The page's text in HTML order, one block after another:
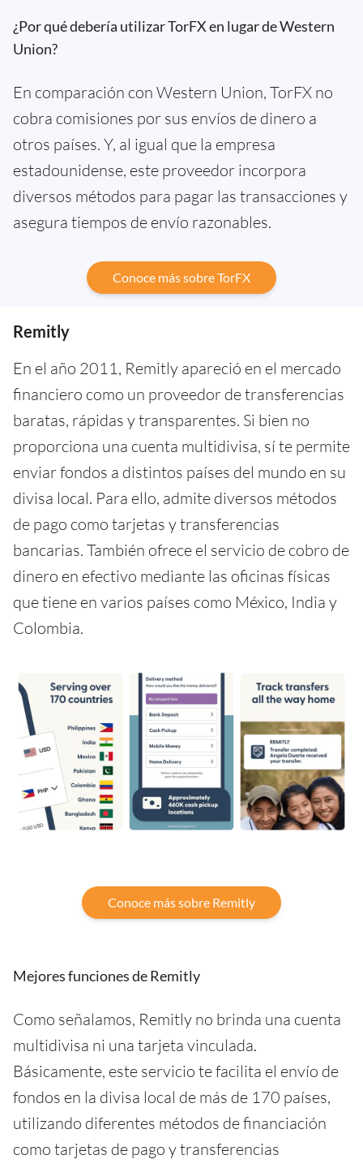
¿Por qué debería utilizar TorFX en lugar de Western
Union?
En comparación con Western Union, TorFX no
cobra comisiones por sus envíos de dinero a
otros países. Y, al igual que la empresa
estadounidense, este proveedor incorpora
diversos métodos para pagar las transacciones y
asegura tiempos de envío razonables.
Conoce más sobre TorFX
Remitly
En el año 2011, Remitly apareció en el mercado
financiero como un proveedor de transferencias
baratas, rápidas y transparentes. Si bien no
proporciona una cuenta multidivisa, sí te permite
enviar fondos a distintos países del mundo en su
divisa local. Para ello, admite diversos métodos
de pago como tarjetas y transferencias
bancarias. También ofrece el servicio de cobro de
dinero en efectivo mediante las oficinas físicas
que tiene en varios países como México, India y
Colombia.
Conoce más sobre Remitly
Mejores funciones de Remitly
Como señalamos, Remitly no brinda una cuenta
multidivisa ni una tarjeta vinculada.
Básicamente, este servicio te facilita el envío de
fondos en la divisa local de más de 170 países,
utilizando diferentes métodos de financiación
como tarjetas de pago y transferencias